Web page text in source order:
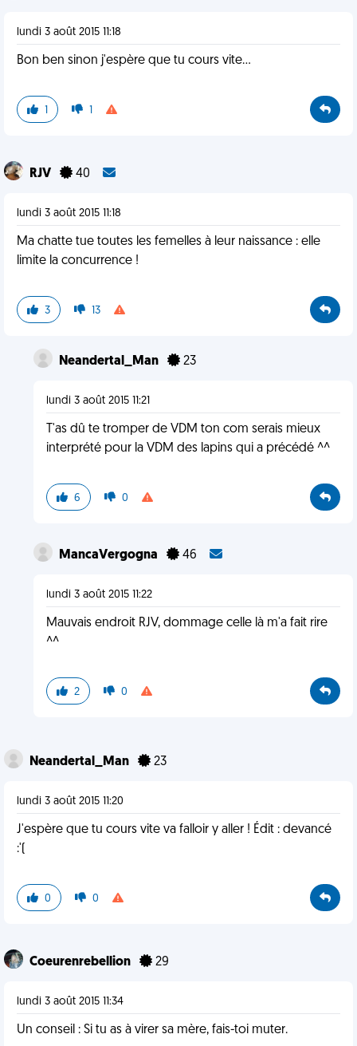
lundi 3 août 2015 11:18
Bon ben sinon j'espère que tu cours vite...
1 1
RJV 40
lundi 3 août 2015 11:18
Ma chatte tue toutes les femelles à leur naissance : elle
limite la concurrence !
3 13
Neandertal_Man 23
lundi 3 août 2015 11:21
T'as dû te tromper de VDM ton com serais mieux
interprété pour la VDM des lapins qui a précédé ^^
6 0
MancaVergogna 46
lundi 3 août 2015 11:22
Mauvais endroit RJV, dommage celle là m'a fait rire
^^
2 0
Neandertal_Man 23
lundi 3 août 2015 11:20
J'espère que tu cours vite va falloir y aller ! Édit : devancé
:'(
0 0
Coeurenrebellion 29
lundi 3 août 2015 11:34
Un conseil : Si tu as à virer sa mère, fais-toi muter.